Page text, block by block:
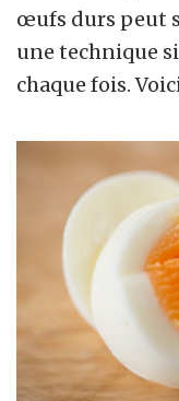
œufs durs peut
une technique
chaque fois.